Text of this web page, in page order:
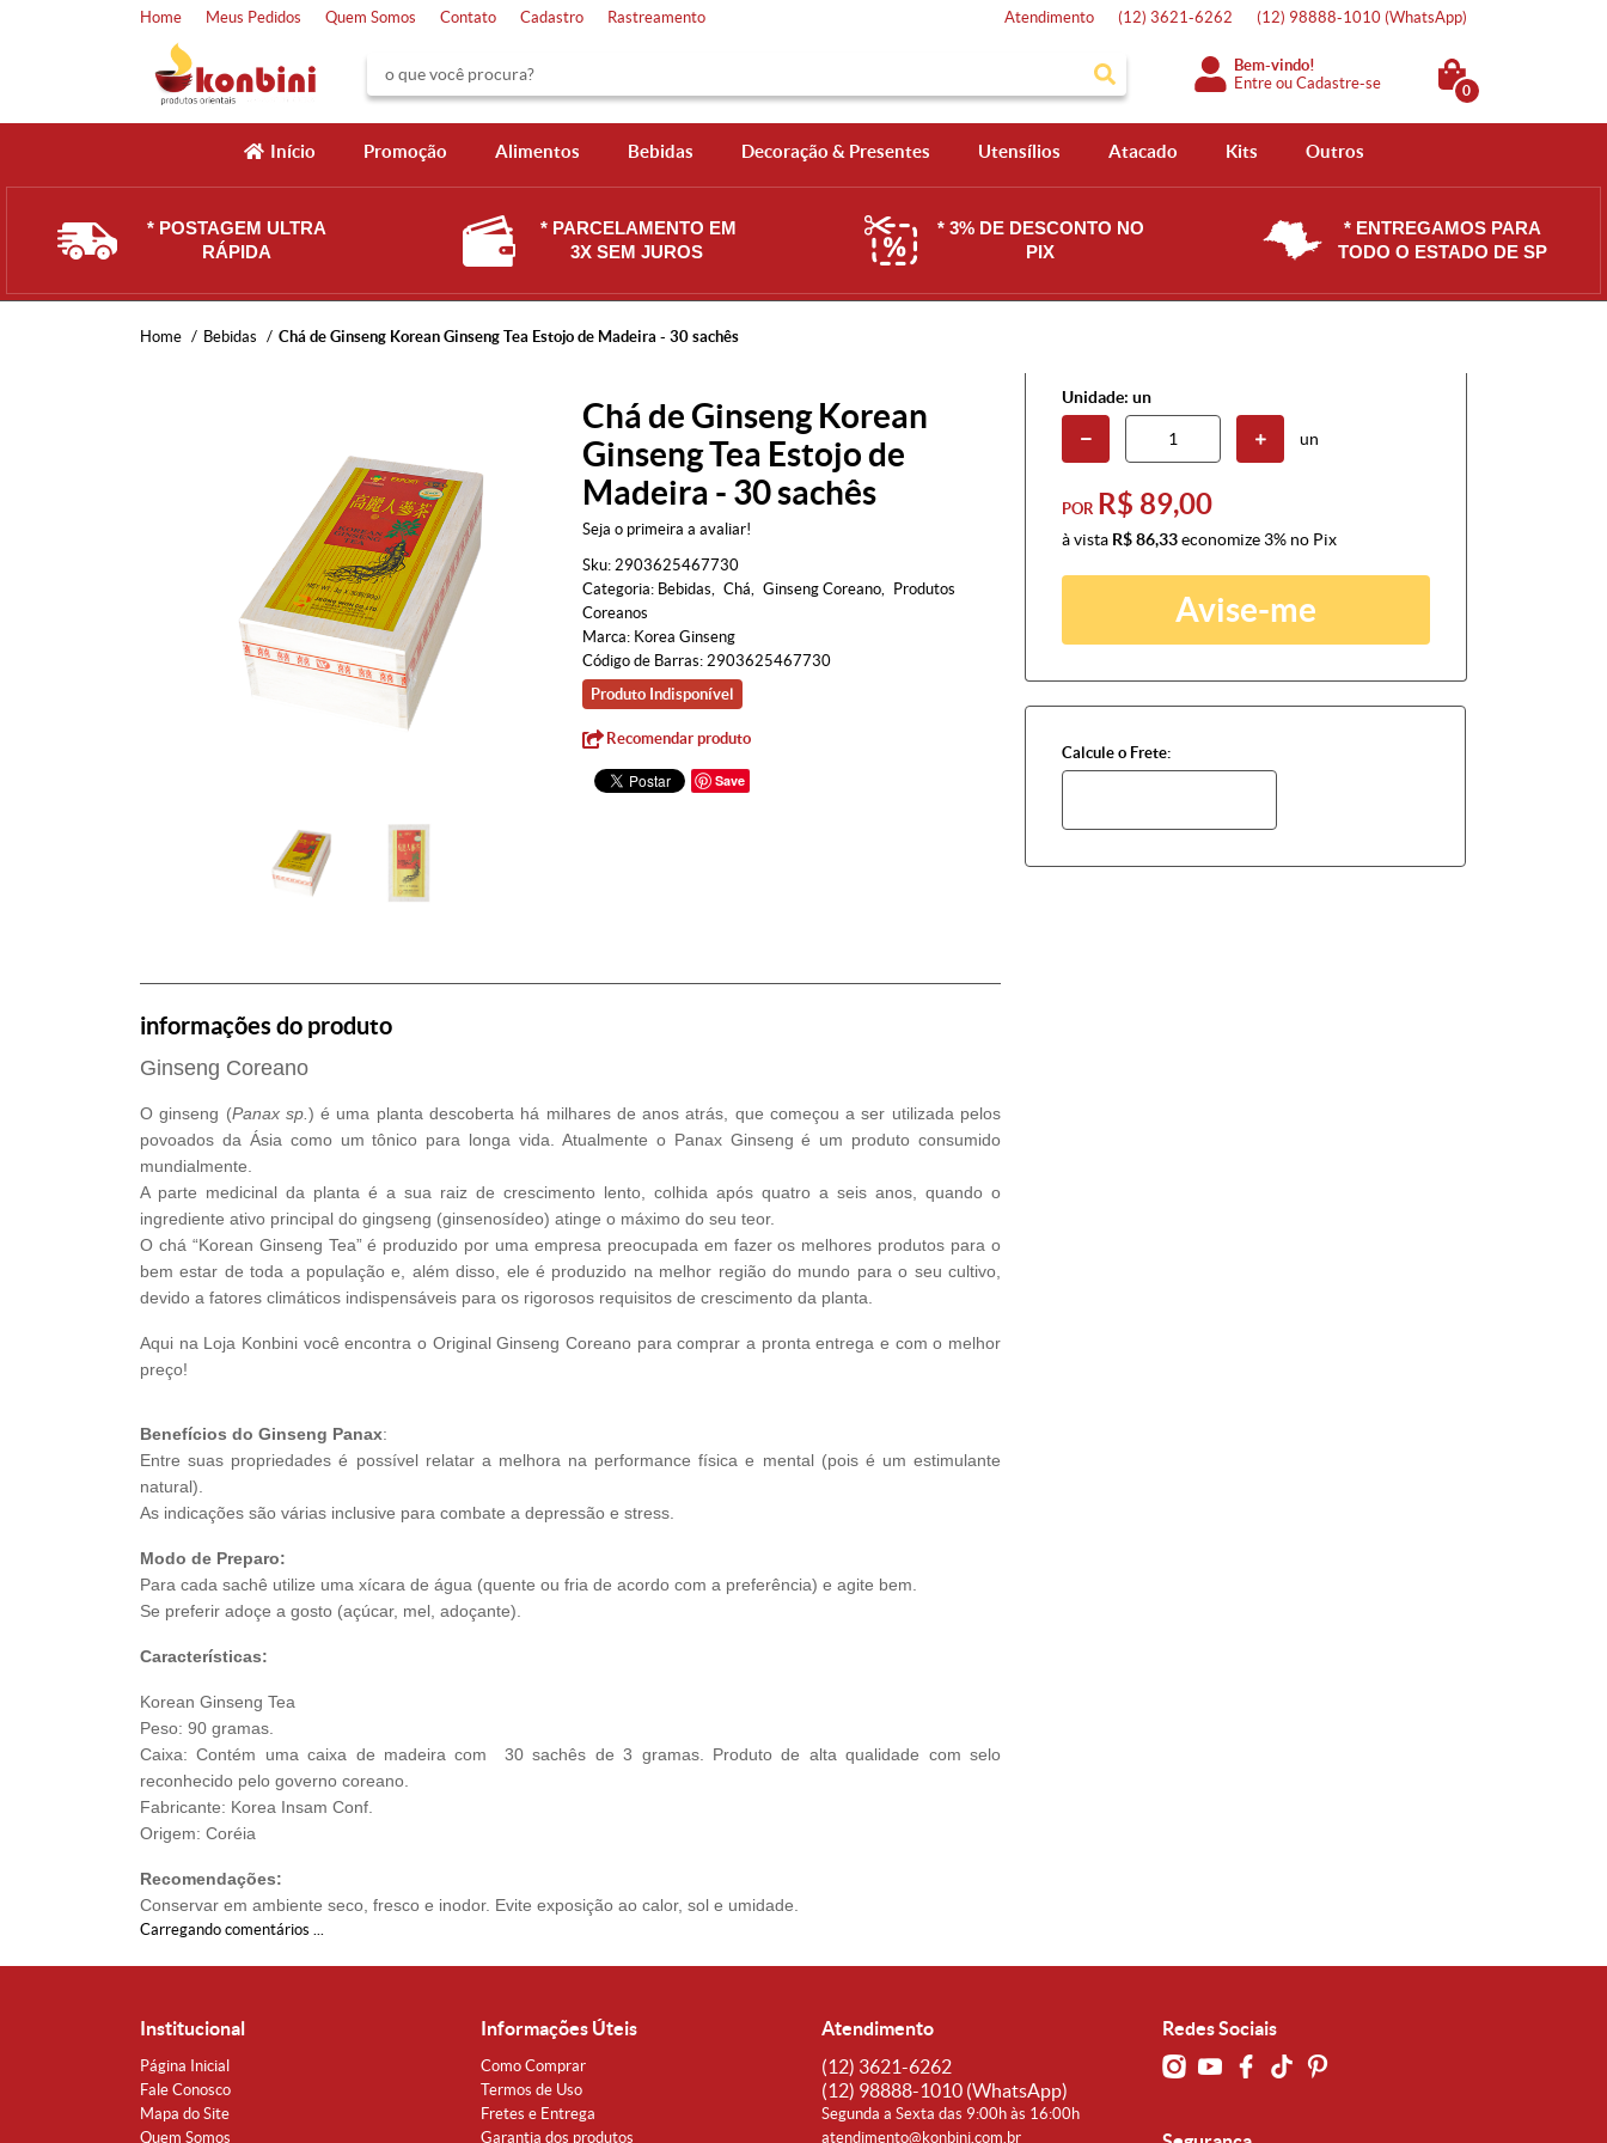
Home Meus Pedidos Quem Somos Contato Cadastro Rastreamento Atendimento (12) 3621-6262 (12) 98888-1010 (WhatsApp)
Bem-vindo!
Entre ouCadastre-se 0
Início Promoção Alimentos Bebidas Decoração & Presentes Utensílios Atacado Kits Outros
* POSTAGEM ULTRA
RÁPIDA
* PARCELAMENTO EM
3X SEM JUROS
* 3% DE DESCONTO NO
PIX
* ENTREGAMOS PARA
TODO O ESTADO DE SP
Home Bebidas Chá de Ginseng Korean Ginseng Tea Estojo de Madeira - 30 sachês
Chá de Ginseng Korean
Ginseng Tea Estojo de
Madeira - 30 sachês
Seja o primeira a avaliar!
Sku: 2903625467730
Categoria: Bebidas Chá Ginseng Coreano
Produtos
Coreanos
Marca: Korea Ginseng
Código de Barras: 2903625467730
Produto Indisponível
Recomendar produto
Save
Unidade: un
un
POR R$ 89,00
à vista R$ 86,33economize 3% no Pix
Avise-me
Calcule o Frete:
informações do produto
Ginseng Coreano
O ginseng (Panax sp. ) é uma planta descoberta há milhares de anos atrás, que começou a ser utilizada pelos
povoados da Ásia como um tônico para longa vida. Atualmente o Panax Ginseng é um produto consumido
mundialmente.
A parte medicinal da planta é a sua raiz de crescimento lento, colhida após quatro a seis anos, quando o
ingrediente ativo principal do gingseng (ginsenosídeo) atinge o máximo do seu teor.
O chá “Korean Ginseng Tea” é produzido por uma empresa preocupada em fazer os melhores produtos para o
bem estar de toda a população e, além disso, ele é produzido na melhor região do mundo para o seu cultivo,
devido a fatores climáticos indispensáveis para os rigorosos requisitos de crescimento da planta.
Aqui na Loja Konbini você encontra o Original Ginseng Coreano para comprar a pronta entrega e com o melhor
preço!
Benefícios do Ginseng Panax:
Entre suas propriedades é possível relatar a melhora na performance física e mental (pois é um estimulante
natural).
As indicações são várias inclusive para combate a depressão e stress.
Modo de Preparo:
Para cada sachê utilize uma xícara de água (quente ou fria de acordo com a preferência) e agite bem.
Se preferir adoçe a gosto (açúcar, mel, adoçante).
Características:
Korean Ginseng Tea
Peso: 90 gramas.
Caixa: Contém uma caixa de madeira com 30 sachês de 3 gramas. Produto de alta qualidade com selo
reconhecido pelo governo coreano.
Fabricante: Korea Insam Conf.
Origem: Coréia
Recomendações:
Conservar em ambiente seco, fresco e inodor. Evite exposição ao calor, sol e umidade.
Carregando comentários ...
Institucional
Página Inicial
Fale Conosco
Mapa do Site
Quem Somos
Informações Úteis
Como Comprar
Termos de Uso
Fretes e Entrega
Garantia dos produtos
Atendimento
(12) 3621-6262
(12) 98888-1010 (WhatsApp)
Segunda a Sexta das 9:00h às 16:00h
atendimento@konbini.com.br
Redes Sociais